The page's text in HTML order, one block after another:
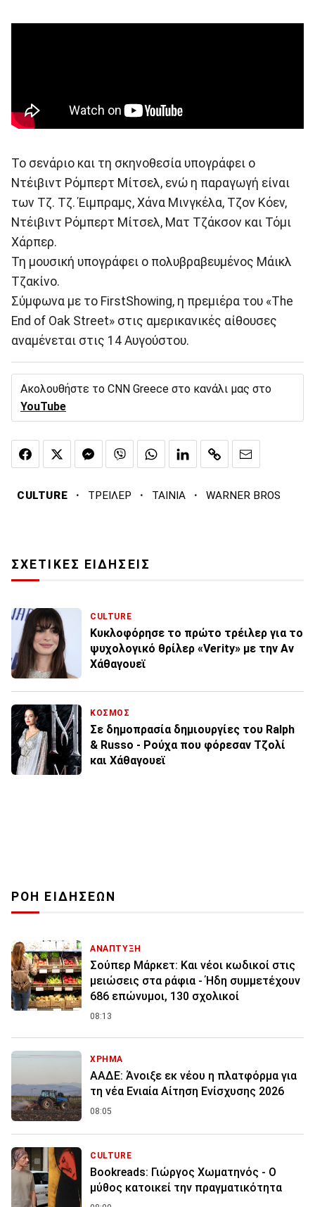
Το σενάριο και τη σκηνοθεσία υπογράφει ο
Ντέιβιντ Ρόμπερτ Μίτσελ, ενώ η παραγωγή είναι
των Τζ. Τζ. Έιμπραμς, Χάνα Μινγκέλα, Τζον Κόεν,
Ντέιβιντ Ρόμπερτ Μίτσελ, Ματ Τζάκσον και Τόμι
Χάρπερ.
Τη μουσική υπογράφει ο πολυβραβευμένος Μάικλ
Τζακίνο.
Σύμφωνα με το FirstShowing, η πρεμιέρα του «The
End of Oak Street» στις αμερικανικές αίθουσες
αναμένεται στις 14 Αυγούστου.
Ακολουθήστε το CNN Greece στο κανάλι μας στο
YouTube
CULTURE · ΤΡΕΙΛΕΡ · ΤΑΙΝΙΑ · WARNER BROS
ΣΧΕΤΙΚΕΣ ΕΙΔΗΣΕΙΣ
CULTURE
Κυκλοφόρησε το πρώτο τρέιλερ για το
ψυχολογικό θρίλερ «Verity» με την Αν
Χάθαγουεϊ
ΚΟΣΜΟΣ
Σε δημοπρασία δημιουργίες του Ralph
& Russo - Ρούχα που φόρεσαν Τζολί
και Χάθαγουεϊ
ΡΟΗ ΕΙΔΗΣΕΩΝ
ΑΝΑΠΤΥΞΗ
Σούπερ Μάρκετ: Και νέοι κωδικοί στις
μειώσεις στα ράφια - Ήδη συμμετέχουν
686 επώνυμοι, 130 σχολικοί
08:13
ΧΡΗΜΑ
ΑΑΔΕ: Άνοιξε εκ νέου η πλατφόρμα για
τη νέα Ενιαία Αίτηση Ενίσχυσης 2026
08:05
CULTURE
Bookreads: Γιώργος Χωματηνός - Ο
μύθος κατοικεί την πραγματικότητα